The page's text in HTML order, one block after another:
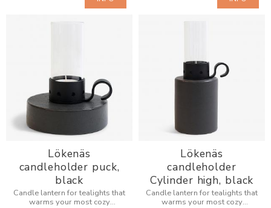
Lökenäs
candleholder puck,
black
Candle lantern for tealights that
warms your most cozy
Lökenäs
candleholder
Cylinder high, black
Candle lantern for tealights that
warms your most cozy